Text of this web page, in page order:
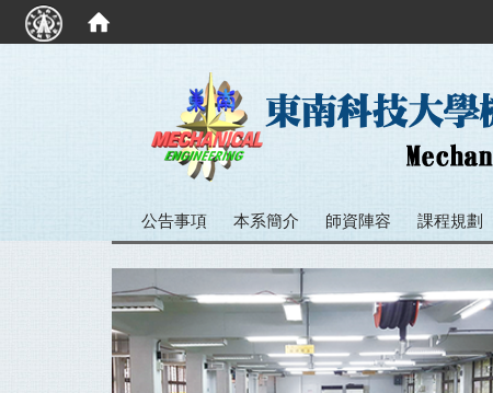
公告事項 本系簡介 師資陣容 課程規劃